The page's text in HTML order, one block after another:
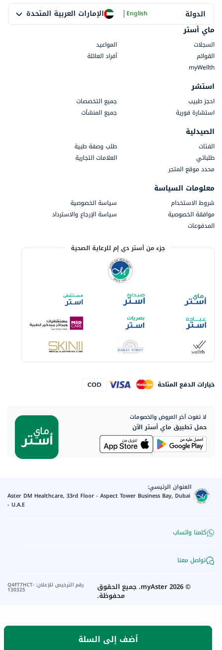
أضف إلى السلة
الدولة الإمارات العربية المتحدة |English
ماي أستر
السجلات
المواعيد
القوائم
أفراد العائلة
myWellth
استشر
احجز طبيب
جميع التخصصات
استشارة فورية
جميع المنشآت
الصيدلية
الفئات
طلب وصفة طبية
طلباتي
العلامات التجارية
محدد موقع المتجر
معلومات السياسة
شروط الاستخدام
سياسة الخصوصية
موافقة الخصوصية
سياسة الإرجاع والاسترداد
المدفوعات
جزء من أستر دي إم للرعاية الصحية
خيارات الدفع المتاحة
لا تفوت آخر العروض والخصومات
حمل تطبيق ماي أستر الآن
العنوان الرئيسي:
Aster DM Healthcare, 33rd Floor - Aspect Tower Business Bay, Dubai
- U.A.E
كلمنا واتساب
تواصل معنا
©
2026
myAster. جميع الحقوق
محفوظة.
رقم الترخيص للإعلان:
Q4FT7HCT-
130325